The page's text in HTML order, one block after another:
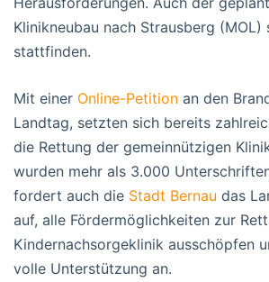
Klinikneubau nach Strausberg
stattfinden.
Mit einer Online-Petition an den
Landtag, setzten sich bereits
die Rettung der gemeinnützigen
wurden mehr als 3.000
fordert auch die Stadt Bernau das
auf, alle Fördermöglichkeiten zur
Kindernachsorgeklinik ausschöpfen
volle Unterstützung an.